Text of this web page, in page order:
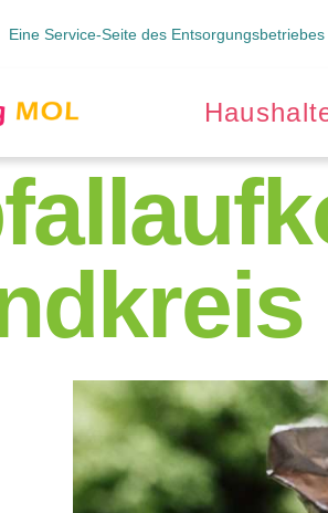
Eine Service-Seite des